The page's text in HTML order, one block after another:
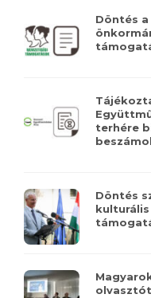
Döntés
terhére
Döntés
kulturális